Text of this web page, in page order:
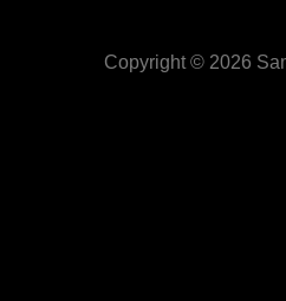
Copyright © 2026